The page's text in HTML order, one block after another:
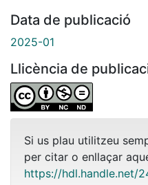
Data de publicació
2025-01
Llicència de
Si us plau utilitzeu
per citar o enllaçar
https://hdl.handle.net/